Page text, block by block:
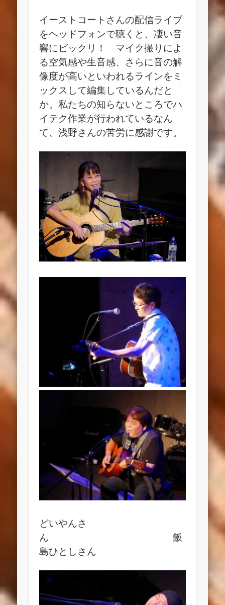
イーストコートさんの配信ライブ
をヘッドフォンで聴くと、凄い音
響にビックリ！ マイク撮りによ
る空気感や生音感、さらに音の解
像度が高いといわれるラインをミ
ックスして編集しているんだと
か。私たちの知らないところでハ
イテク作業が行われているなん
て、浅野さんの苦労に感謝です。
どいやんさ
ん 飯
島ひとしさん